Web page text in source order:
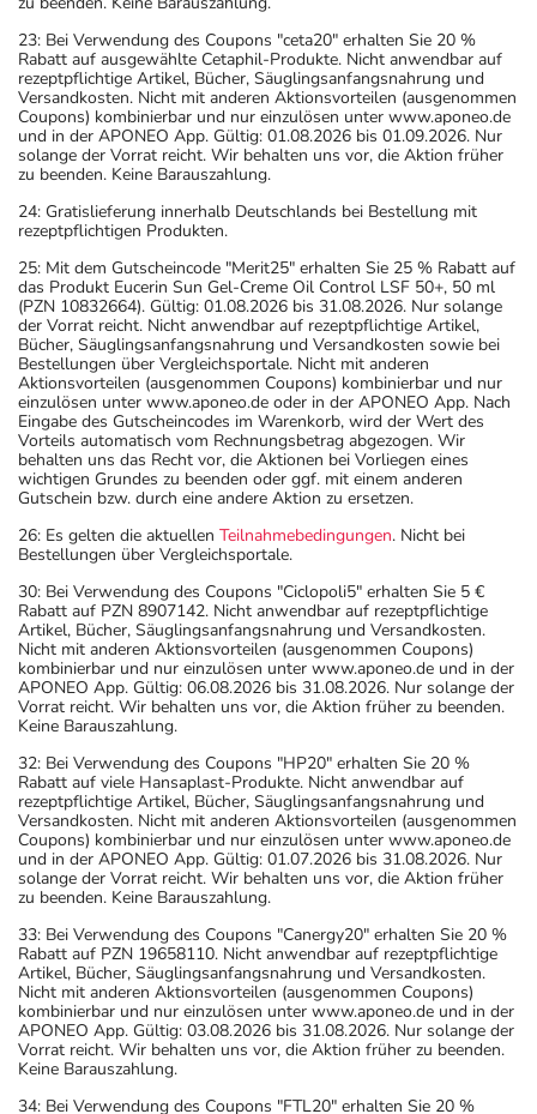
23: Bei Verwendung des Coupons "ceta20" erhalten Sie 20 %
Rabatt auf ausgewählte Cetaphil-Produkte. Nicht anwendbar auf
rezeptpflichtige Artikel, Bücher, Säuglingsanfangsnahrung und
Versandkosten. Nicht mit anderen Aktionsvorteilen (ausgenommen
Coupons) kombinierbar und nur einzulösen unter www.aponeo.de
und in der APONEO App. Gültig: 01.08.2026 bis 01.09.2026. Nur
solange der Vorrat reicht. Wir behalten uns vor, die Aktion früher
zu beenden. Keine Barauszahlung.
24: Gratislieferung innerhalb Deutschlands bei Bestellung mit
rezeptpflichtigen Produkten.
25: Mit dem Gutscheincode "Merit25" erhalten Sie 25 % Rabatt auf
das Produkt Eucerin Sun Gel-Creme Oil Control LSF 50+, 50 ml
(PZN 10832664). Gültig: 01.08.2026 bis 31.08.2026. Nur solange
der Vorrat reicht. Nicht anwendbar auf rezeptpflichtige Artikel,
Bücher, Säuglingsanfangsnahrung und Versandkosten sowie bei
Bestellungen über Vergleichsportale. Nicht mit anderen
Aktionsvorteilen (ausgenommen Coupons) kombinierbar und nur
einzulösen unter www.aponeo.de oder in der APONEO App. Nach
Eingabe des Gutscheincodes im Warenkorb, wird der Wert des
Vorteils automatisch vom Rechnungsbetrag abgezogen. Wir
behalten uns das Recht vor, die Aktionen bei Vorliegen eines
wichtigen Grundes zu beenden oder ggf. mit einem anderen
Gutschein bzw. durch eine andere Aktion zu ersetzen.
26: Es gelten die aktuellen Teilnahmebedingungen. Nicht bei
Bestellungen über Vergleichsportale.
30: Bei Verwendung des Coupons "Ciclopoli5" erhalten Sie 5 €
Rabatt auf PZN 8907142. Nicht anwendbar auf rezeptpflichtige
Artikel, Bücher, Säuglingsanfangsnahrung und Versandkosten.
Nicht mit anderen Aktionsvorteilen (ausgenommen Coupons)
kombinierbar und nur einzulösen unter www.aponeo.de und in der
APONEO App. Gültig: 06.08.2026 bis 31.08.2026. Nur solange der
Vorrat reicht. Wir behalten uns vor, die Aktion früher zu beenden.
Keine Barauszahlung.
32: Bei Verwendung des Coupons "HP20" erhalten Sie 20 %
Rabatt auf viele Hansaplast-Produkte. Nicht anwendbar auf
rezeptpflichtige Artikel, Bücher, Säuglingsanfangsnahrung und
Versandkosten. Nicht mit anderen Aktionsvorteilen (ausgenommen
Coupons) kombinierbar und nur einzulösen unter www.aponeo.de
und in der APONEO App. Gültig: 01.07.2026 bis 31.08.2026. Nur
solange der Vorrat reicht. Wir behalten uns vor, die Aktion früher
zu beenden. Keine Barauszahlung.
33: Bei Verwendung des Coupons "Canergy20" erhalten Sie 20 %
Rabatt auf PZN 19658110. Nicht anwendbar auf rezeptpflichtige
Artikel, Bücher, Säuglingsanfangsnahrung und Versandkosten.
Nicht mit anderen Aktionsvorteilen (ausgenommen Coupons)
kombinierbar und nur einzulösen unter www.aponeo.de und in der
APONEO App. Gültig: 03.08.2026 bis 31.08.2026. Nur solange der
Vorrat reicht. Wir behalten uns vor, die Aktion früher zu beenden.
Keine Barauszahlung.
34: Bei Verwendung des Coupons "FTL20" erhalten Sie 20 %